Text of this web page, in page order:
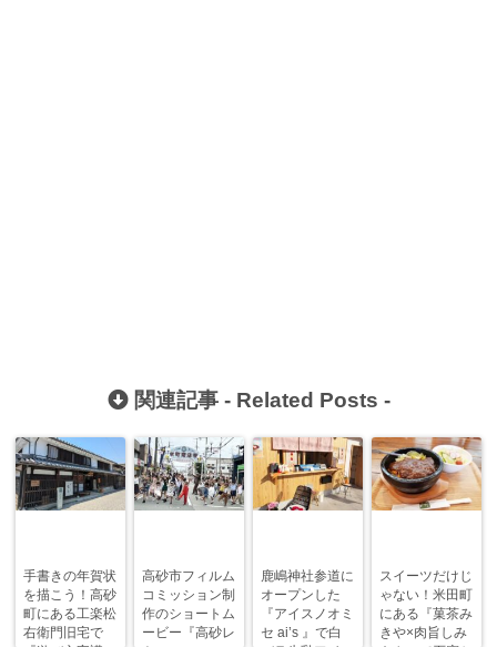
関連記事 - Related Posts -
手書きの年賀状
を描こう！高砂
町にある工楽松
右衛門旧宅で
高砂市フィルム
コミッション制
作のショートム
ービー『高砂レ
鹿嶋神社参道に
オープンした
『アイスノオミ
セ ai’s 』で白
スイーツだけじ
ゃない！米田町
にある『菓茶み
きや×肉旨しみ